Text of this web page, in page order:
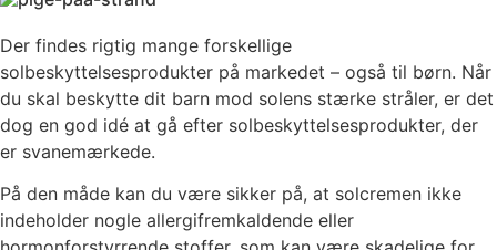
Der findes rigtig mange forskellige
solbeskyttelsesprodukter på markedet – også til børn. Når
du skal beskytte dit barn mod solens stærke stråler, er det
dog en god idé at gå efter solbeskyttelsesprodukter, der
er svanemærkede.
På den måde kan du være sikker på, at solcremen ikke
indeholder nogle allergifremkaldende eller